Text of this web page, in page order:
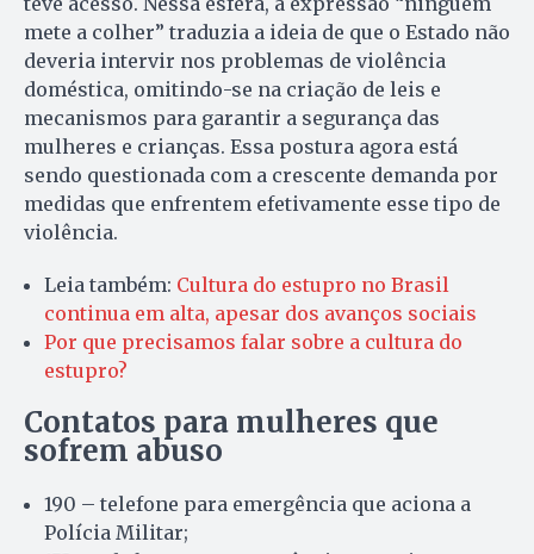
mete a colher” traduzia a ideia de que o Estado não
deveria intervir nos problemas de violência
doméstica, omitindo-se na criação de leis e
mecanismos para garantir a segurança das
mulheres e crianças. Essa postura agora está
sendo questionada com a crescente demanda por
medidas que enfrentem efetivamente esse tipo de
violência.
Leia também: Cultura do estupro no Brasil
continua em alta, apesar dos avanços sociais
Por que precisamos falar sobre a cultura do
estupro?
Contatos para mulheres que
sofrem abuso
190 – telefone para emergência que aciona a
Polícia Militar;